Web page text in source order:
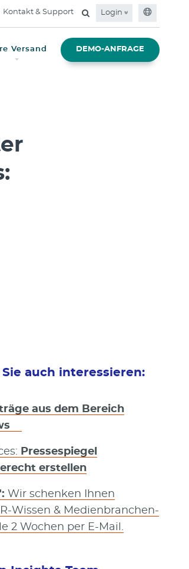
Kontakt & Support Login
Versand DEMO-ANFRAGE
Sie auch interessieren:
aus dem Bereich
Pressespiegel
erstellen
Wir schenken Ihnen
Wissen & Medienbranchen-
2 Wochen per E-Mail.